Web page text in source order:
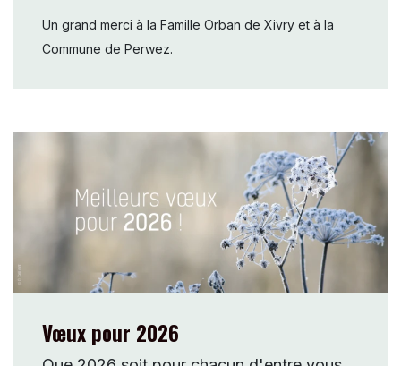
Un grand merci à la Famille Orban de Xivry et à la
Commune de Perwez.
Vœux pour 2026